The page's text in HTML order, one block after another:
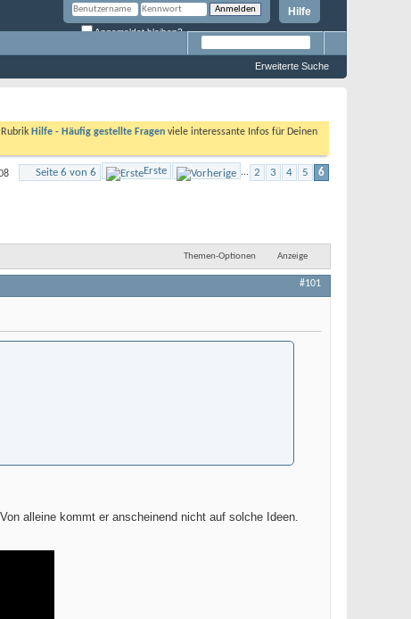
Hilfe
Angemeldet bleiben?
Erweiterte Suche
Hilfe - Häufig gestellte Fragen viele interessante Infos für Deinen
Seite 6 von 6 Erste ... 2 3 4 5 6
Themen-Optionen Anzeige
#101
alleine kommt er anscheinend nicht auf solche Ideen.